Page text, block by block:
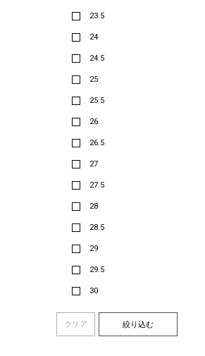
23.5
24
24.5
25
25.5
26
26.5
27
27.5
28
28.5
29
29.5
30
クリア 絞り込む